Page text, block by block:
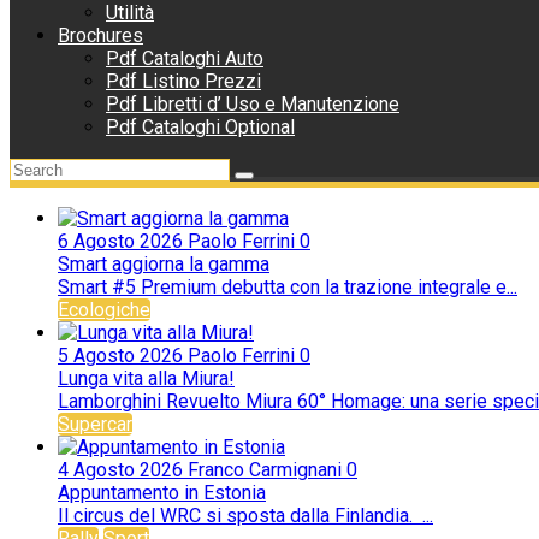
Utilità
Brochures
Pdf Cataloghi Auto
Pdf Listino Prezzi
Pdf Libretti d’ Uso e Manutenzione
Pdf Cataloghi Optional
6 Agosto 2026 Paolo Ferrini 0
Smart aggiorna la gamma
Smart #5 Premium debutta con la trazione integrale e...
Ecologiche
5 Agosto 2026 Paolo Ferrini 0
Lunga vita alla Miura!
Lamborghini Revuelto Miura 60° Homage: una serie
Supercar
4 Agosto 2026 Franco Carmignani 0
Appuntamento in Estonia
Il circus del WRC si sposta dalla Finlandia. ...